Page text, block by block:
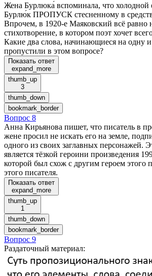
Жена Бурлюка́ вспоминала, что холодной
Бурлю́к ПРОПУСК стесненному в
Впрочем, в 1920-е Маяковский всё равно
стихотворение, в котором поэт хочет
Какие два слова, начинающиеся на одну
пропустили в этом вопросе?
Показать ответ
expand_more
thumb_up
3
thumb_down
bookmark_border
Вопрос 8
Анна Кирьянова пишет, что писатель в
жене просил не искать его на земле,
одного из своих заглавных персонажей.
является тёзкой героини произведения
которой был схож с другим героем этого
этого писателя.
Показать ответ
expand_more
thumb_up
1
thumb_down
bookmark_border
Вопрос 9
Раздаточный материал: